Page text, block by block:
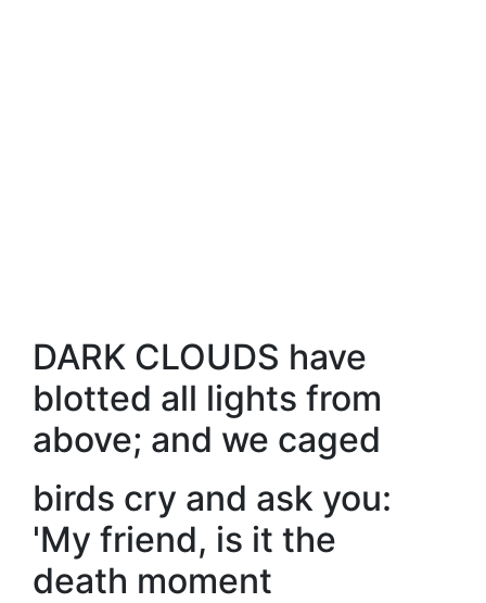
DARK CLOUDS have
blotted all lights from
above; and we caged
birds cry and ask you:
'My friend, is it the
death moment